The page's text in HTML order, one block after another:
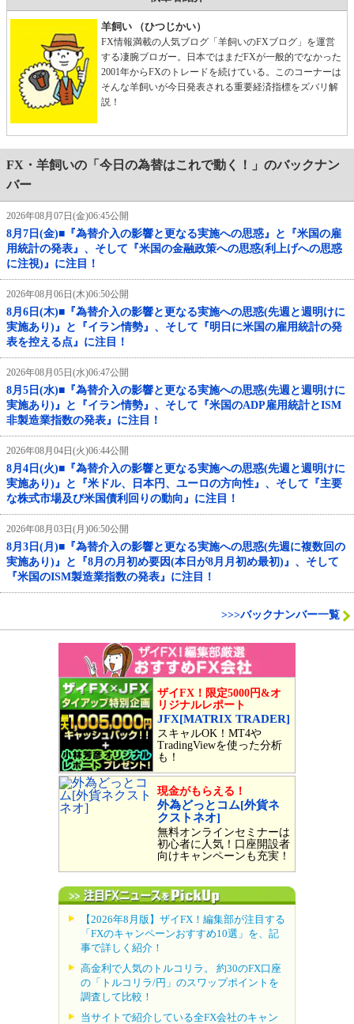
羊飼い （ひつじかい）
FX情報満載の人気ブログ「羊飼いのFXブログ」を運営
する凄腕ブロガー。日本ではまだFXが一般的でなかった
2001年からFXのトレードを続けている。このコーナーは
そんな羊飼いが今日発表される重要経済指標をズバリ解
説！
FX・羊飼いの「今日の為替はこれで動く！」のバックナン
バー
2026年08月07日(金)06:45公開
8月7日(金)■『為替介入の影響と更なる実施への思惑』と『米国の雇
用統計の発表』、そして『米国の金融政策への思惑(利上げへの思惑
に注視)』に注目！
2026年08月06日(木)06:50公開
8月6日(木)■『為替介入の影響と更なる実施への思惑(先週と週明けに
実施あり)』と『イラン情勢』、そして『明日に米国の雇用統計の発
表を控える点』に注目！
2026年08月05日(水)06:47公開
8月5日(水)■『為替介入の影響と更なる実施への思惑(先週と週明けに
実施あり)』と『イラン情勢』、そして『米国のADP雇用統計とISM
非製造業指数の発表』に注目！
2026年08月04日(火)06:44公開
8月4日(火)■『為替介入の影響と更なる実施への思惑(先週と週明けに
実施あり)』と『米ドル、日本円、ユーロの方向性』、そして『主要
な株式市場及び米国債利回りの動向』に注目！
2026年08月03日(月)06:50公開
8月3日(月)■『為替介入の影響と更なる実施への思惑(先週に複数回の
実施あり)』と『8月の月初め要因(本日が8月月初め最初)』、そして
『米国のISM製造業指数の発表』に注目！
>>>バックナンバー一覧
ザイFX！限定5000円&オ
リジナルレポート
JFX[MATRIX TRADER]
スキャルOK！MT4や
TradingViewを使った分析
も！
現金がもらえる！
外為どっとコム[外貨ネ
クストネオ]
無料オンラインセミナーは
初心者に人気！口座開設者
向けキャンペーンも充実！
【2026年8月版】ザイFX！編集部が注目する
「FXのキャンペーンおすすめ10選」を、記
事で詳しく紹介！
高金利で人気のトルコリラ。 約30のFX口座
の「トルコリラ/円」のスワップポイントを
調査して比較！
当サイトで紹介している全FX会社のキャン